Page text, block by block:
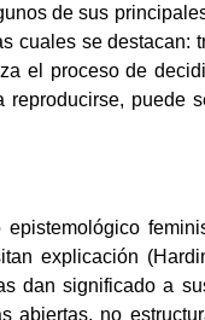
de sus
cuales se destacan:
el proceso de
puede
explicación
dan significado a
no